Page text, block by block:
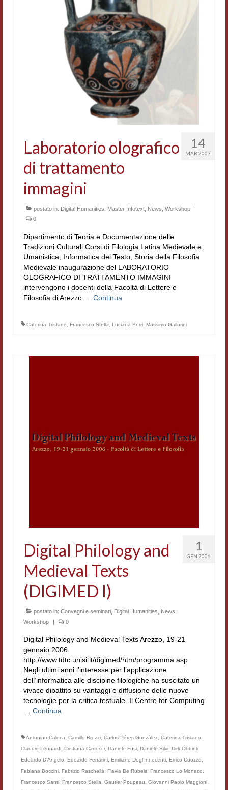
14
MAR 2007
Laboratorio olografico
di trattamento
immagini
postato in: Digital Humanities Master Infotext News Workshop
|
0
Dipartimento di Teoria e Documentazione delle
Tradizioni Culturali Corsi di Filologia Latina Medievale e
Umanistica, Informatica del Testo, Storia della Filosofia
Medievale inaugurazione del LABORATORIO
OLOGRAFICO DI TRATTAMENTO IMMAGINI
intervengono i docenti della Facoltà di Lettere e
Filosofia di Arezzo … Continua
Caterina Tristano Francesco Stella Luciana Borri Massimo Gallorini
1
GEN 2006
Digital Philology and
Medieval Texts
(DIGIMED I)
postato in: Convegni e seminari Digital Humanities News
Workshop
| 0
Digital Philology and Medieval Texts Arezzo, 19-21
gennaio 2006
http://www.tdtc.unisi.it/digimed/htm/programma.asp
Negli ultimi anni l’interesse per l’applicazione
dell’informatica alle discipine filologiche ha suscitato un
vivace dibattito su vantaggi e diffusione delle nuove
tecnologie per la critica testuale. Il Centre for Computing
Continua
Antonino Caleca Camillo Brezzi Carlos Péres Gonzàlez Caterina Tristano
Claudio Leonardi Cristiana Cartocci Daniele Fusi Daniele Silvi Dirk Obbink
Edoardo D’Angelo
Edoardo Ferrarini Emiliano Degl’Innocenti Errico Cuozzo
Fabiana Boccini Fabrizio Raschellà Flavia De Rubeis Francesco Lo Monaco
Francesco Santi Francesco Stella Gautier Poupeau Giovanni Paolo Maggioni